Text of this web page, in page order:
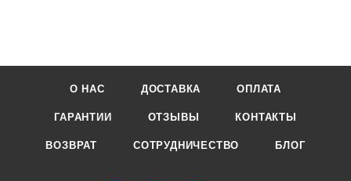
О НАС ДОСТАВКА ОПЛАТА
ГАРАНТИИ ОТЗЫВЫ КОНТАКТЫ
ВОЗВРАТ СОТРУДНИЧЕСТВО БЛОГ